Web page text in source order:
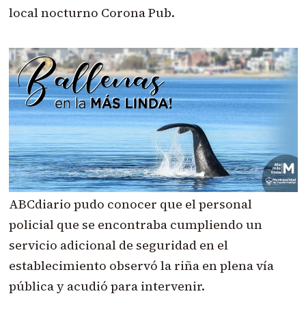
local nocturno Corona Pub.
ABCdiario pudo conocer que el personal
policial que se encontraba cumpliendo un
servicio adicional de seguridad en el
establecimiento observó la riña en plena vía
pública y acudió para intervenir.